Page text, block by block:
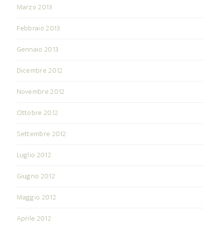
Marzo 2013
Febbraio 2013
Gennaio 2013
Dicembre 2012
Novembre 2012
Ottobre 2012
Settembre 2012
Luglio 2012
Giugno 2012
Maggio 2012
Aprile 2012